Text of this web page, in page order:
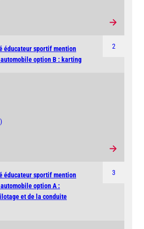
2
éducateur sportif mention
option B : karting
3
éducateur sportif mention
option A :
et de la conduite